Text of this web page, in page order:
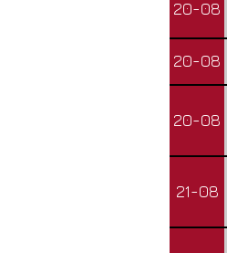
20-08
20-08
20-08
21-08